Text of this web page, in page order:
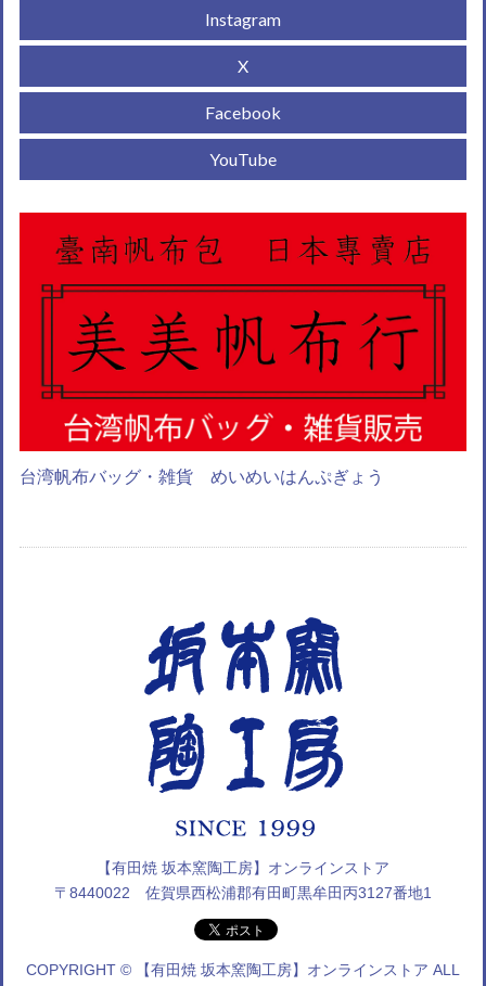
Instagram
X
Facebook
YouTube
台湾帆布バッグ・雑貨 めいめいはんぷぎょう
【有田焼 坂本窯陶工房】オンラインストア
〒8440022 佐賀県西松浦郡有田町黒牟田丙3127番地1
COPYRIGHT © 【有田焼 坂本窯陶工房】オンラインストア ALL